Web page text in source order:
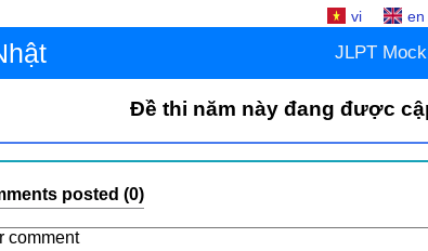
vi en
JLPT
Đề thi năm này đang được
posted (0)